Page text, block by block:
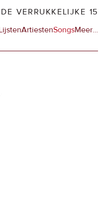
DE VERRUKKELIJKE 15
ArtiestenSongsMeerop
…